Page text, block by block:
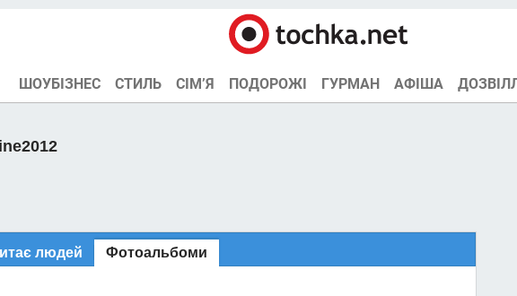
ШОУБІЗНЕС СТИЛЬ СІМ’Я ПОДОРОЖІ ГУРМАН АФІША
людей Фотоальбоми